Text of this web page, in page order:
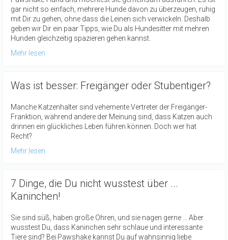
gar nicht so einfach, mehrere Hunde davon zu überzeugen, ruhig
mit Dir zu gehen, ohne dass die Leinen sich verwickeln. Deshalb
geben wir Dir ein paar Tipps, wie Du als Hundesitter mit mehren
Hunden gleichzeitig spazieren gehen kannst.
Mehr lesen
Was ist besser: Freigänger oder Stubentiger?
Manche Katzenhalter sind vehemente Vertreter der Freigänger-
Franktion, während andere der Meinung sind, dass Katzen auch
drinnen ein glückliches Leben führen können. Doch wer hat
Recht?
Mehr lesen
7 Dinge, die Du nicht wusstest über ...
Kaninchen!
Sie sind süß, haben große Ohren, und sie nagen gerne ... Aber
wusstest Du, dass Kaninchen sehr schlaue und interessante
Tiere sind? Bei Pawshake kannst Du auf wahnsinnig liebe